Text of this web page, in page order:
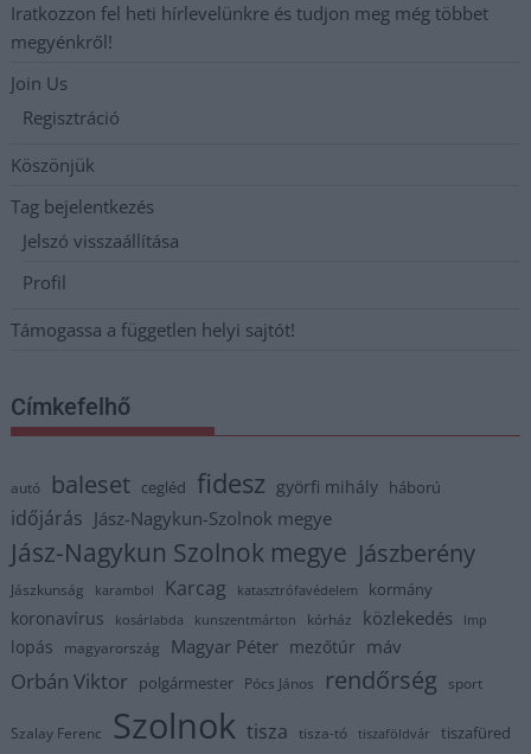
Iratkozzon fel heti hírlevelünkre és tudjon meg még többet
megyénkről!
Join Us
Regisztráció
Köszönjük
Tag bejelentkezés
Jelszó visszaállítása
Profil
Támogassa a független helyi sajtót!
Címkefelhő
autó baleset cegléd fidesz györfi mihály háború
időjárás Jász-Nagykun-Szolnok megye
Jász-Nagykun Szolnok megye Jászberény
Jászkunság karambol Karcag katasztrófavédelem kormány
koronavírus kosárlabda kunszentmárton kórház közlekedés lmp
lopás magyarország Magyar Péter mezőtúr máv
Orbán Viktor polgármester Pócs János rendőrség sport
Szalay Ferenc Szolnok tisza tisza-tó tiszaföldvár tiszafüred